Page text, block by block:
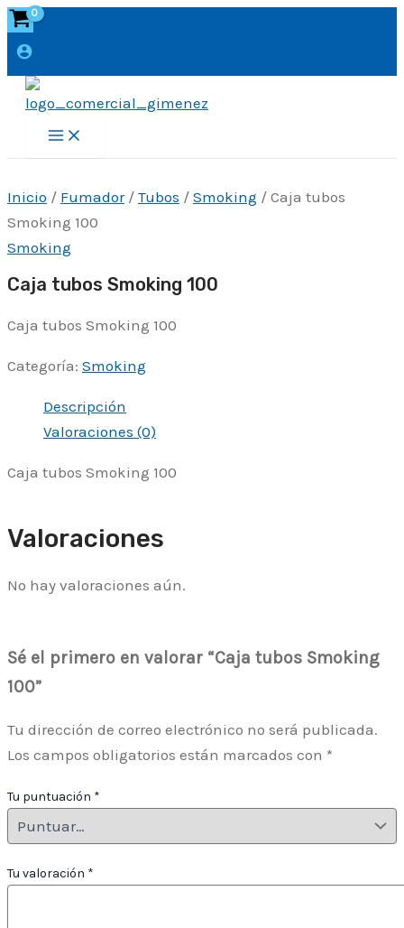
Ir
al
Main
Menu
Inicio / Fumador/ Tubos / Smoking / Caja tubos
Smoking 100
Smoking
Caja tubos Smoking 100
Caja tubos Smoking 100
Categoría: Smoking
Descripción
Valoraciones (0)
Caja tubos Smoking 100
Valoraciones
No hay valoraciones aún.
Sé el primero en valorar “Caja tubos Smoking
100”
Tu dirección de correo electrónico no será publicada.
Los campos obligatorios están marcados con *
Tu puntuación *
Tu valoración *